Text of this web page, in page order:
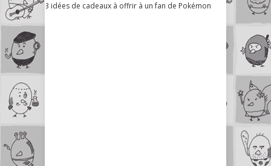
3 idées de cadeaux à offrir à un fan de Pokémon